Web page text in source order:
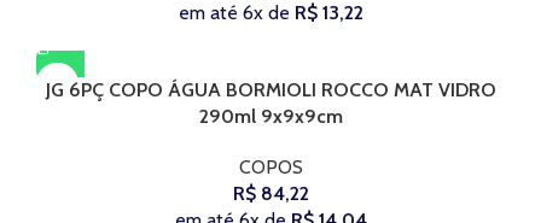
em até 6x de R$13,22
JG 6PÇ COPO ÁGUA BORMIOLI ROCCO MAT VIDRO
290ml 9x9x9cm
COPOS
R$84,22